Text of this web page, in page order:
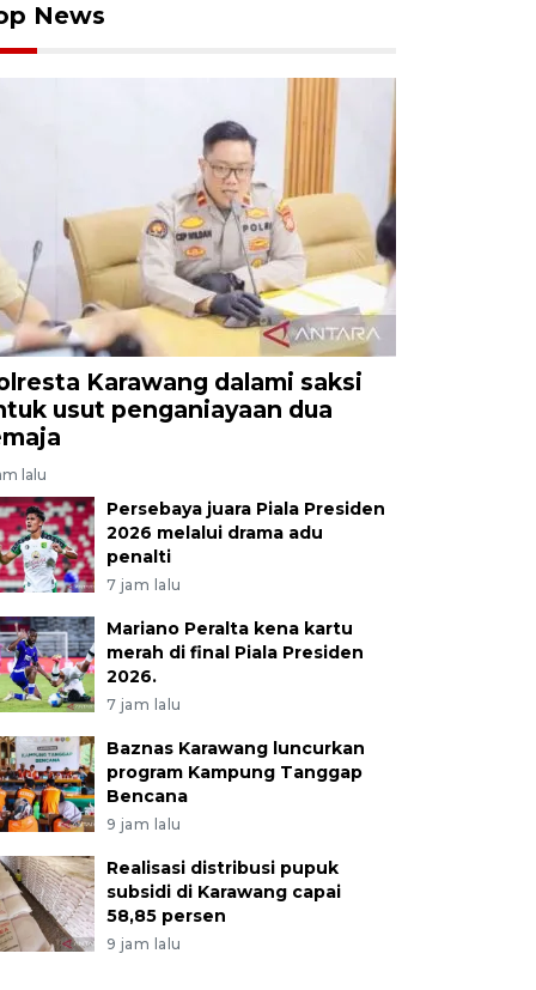
News
Karawang dalami saksi
usut penganiayaan dua
lalu
Persebaya juara Piala Presiden
2026 melalui drama adu
penalti
7 jam lalu
Mariano Peralta kena kartu
merah di final Piala Presiden
2026.
7 jam lalu
Baznas Karawang luncurkan
program Kampung Tanggap
Bencana
9 jam lalu
Realisasi distribusi pupuk
subsidi di Karawang capai
58,85 persen
9 jam lalu